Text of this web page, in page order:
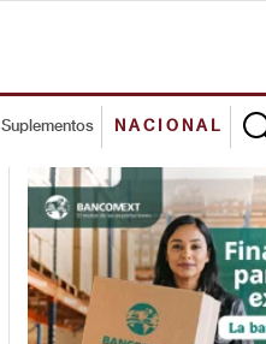
Suplementos NACIONAL